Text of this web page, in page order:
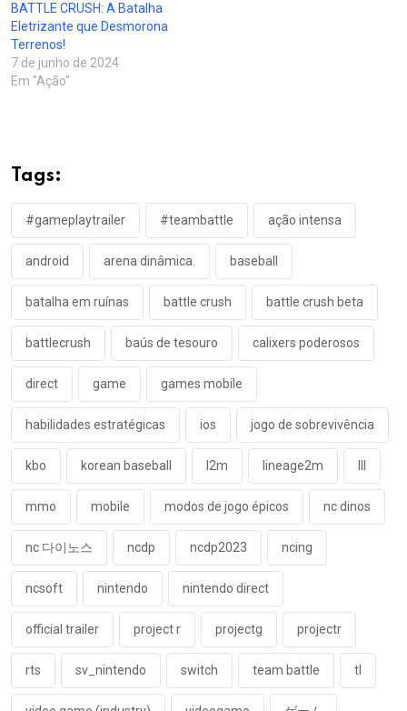
BATTLE CRUSH: A Batalha
Eletrizante que Desmorona
Terrenos!
7 de junho de 2024
Em "Ação"
Tags:
#gameplaytrailer #teambattle ação intensa
android arena dinâmica. baseball
batalha em ruínas battle crush battle crush beta
battlecrush baús de tesouro calixers poderosos
direct game games mobile
habilidades estratégicas ios jogo de sobrevivência
kbo korean baseball l2m lineage2m
mmo mobile modos de jogo épicos nc dinos
nc 다이노스 ncdp ncdp2023 ncing
ncsoft nintendo nintendo direct
official trailer project r projectg projectr
rts sv_nintendo switch team battle tl